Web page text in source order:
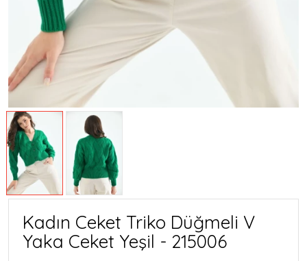
Kadın Ceket Triko Düğmeli V
Yaka Ceket Yeşil - 215006